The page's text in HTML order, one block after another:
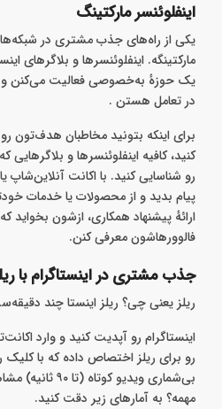
اینفلوئنسر مارکتینگ
یکی از راه‌های جذب مشتری در
مارکتینگه. اینفلوئنسرها و بلاگرهای
یک حوزه‌ٔ به‌خصوصی فعالیت می‌کنن و با
در تعامل هستن .
برای اینکه بتونید مخاطبان هدف‌تون
کنید، کافیه اینفلوئنسرها و
رو شناسایی کنید. با اکانت آنلاین‌شاپ
پیام بدید و از محصولات یا خدمات
ارائه‌ٔ پیشنهاد همکاری، ازشون بخواید
فالوورهاشون معرفی کنن.
جذب مشتری در اینستاگرام با
ریلز یعنی چی؟ ریلز اینستا چند
اینستاگرام‌ رو آپدیت کنید و وارد
رو برای ریلز اختصاص داده که با
بی‌شماری ویدیو
مهمه؟ به آمارهای زیر دقت کنید.